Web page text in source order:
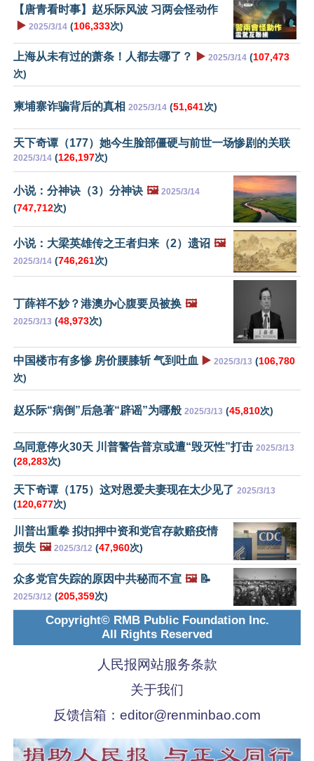
【唐青看时事】赵乐际风波 习两会怪动作
▶️ 2025/3/14 (106,333次)
上海从未有过的萧条！人都去哪了？ ▶️ 2025/3/14 (107,473
次)
柬埔寨诈骗背后的真相 2025/3/14 (51,641次)
天下奇谭（177）她今生脸部僵硬与前世一场惨剧的关联
2025/3/14 (126,197次)
小说：分神诀（3）分神诀 🖼️ 2025/3/14
(747,712次)
小说：大梁英雄传之王者归来（2）遗诏 🖼️
2025/3/14 (746,261次)
丁薛祥不妙？港澳办心腹要员被换 🖼️
2025/3/13 (48,973次)
中国楼市有多惨 房价腰膝斩 气到吐血 ▶️ 2025/3/13 (106,780
次)
赵乐际“病倒”后急著“辟谣”为哪般 2025/3/13 (45,810次)
乌同意停火30天 川普警告普京或遭“毁灭性”打击 2025/3/13
(28,283次)
天下奇谭（175）这对恩爱夫妻现在太少见了 2025/3/13
(120,677次)
川普出重拳 拟扣押中资和党官存款赔疫情
损失 🖼️ 2025/3/12 (47,960次)
众多党官失踪的原因中共秘而不宣 🖼️📝
2025/3/12 (205,359次)
Copyright© RMB Public Foundation Inc.
All Rights Reserved
人民报网站服务条款
关于我们
反馈信箱： editor@renminbao.com